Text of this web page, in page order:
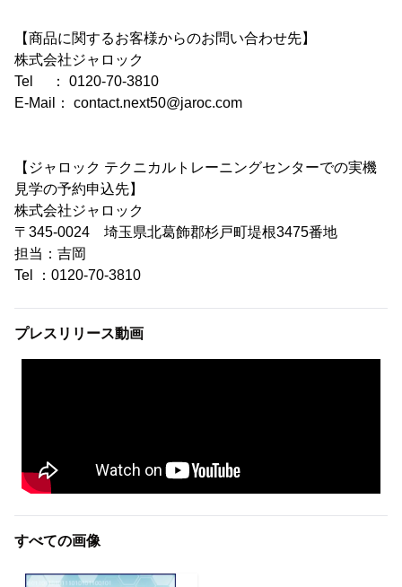
【商品に関するお客様からのお問い合わせ先】
株式会社ジャロック
Tel ： 0120-70-3810
E-Mail： contact.next50@jaroc.com
【ジャロック テクニカルトレーニングセンターでの実機
見学の予約申込先】
株式会社ジャロック
〒345-0024 埼玉県北葛飾郡杉戸町堤根3475番地
担当：吉岡
Tel ：0120-70-3810
プレスリリース動画
すべての画像